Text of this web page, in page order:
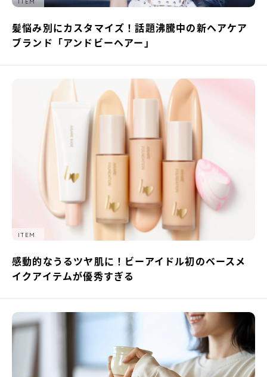
ITEM
髪悩み別にカスタマイズ！話題沸騰中の新ヘアケア
ブランド「アンドビーヘアー」
ITEM
感動的なうるツヤ肌に！ビーアイドル初のベースメ
イクアイテムが優秀すぎる